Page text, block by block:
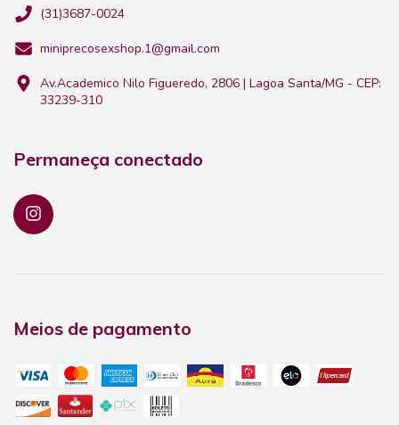
(31)3687-0024
miniprecosexshop.1@gmail.com
Av.Academico Nilo Figueredo, 2806 | Lagoa Santa/MG - CEP:
33239-310
Permaneça conectado
Meios de pagamento